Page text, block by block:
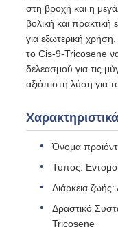
στη βροχή και η
βολική και πρακτική
για εξωτερική
το Cis-9-Tricosene
δελεασμού για τις
αξιόπιστη λύση για
Όνομα
Τύπος:
Διάρκεια
Δραστικό
Tricosene